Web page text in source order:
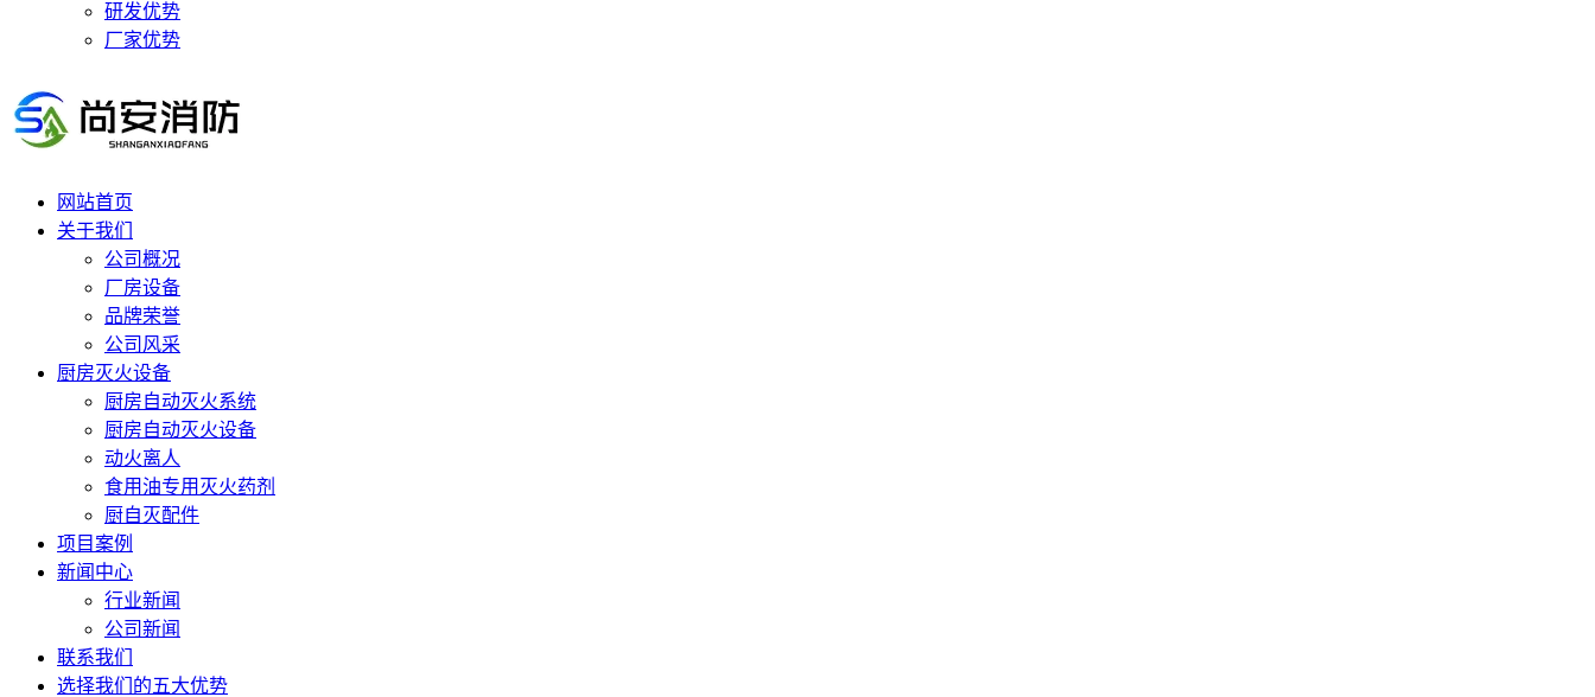
研发优势
厂家优势
网站首页
关于我们
公司概况
厂房设备
品牌荣誉
公司风采
厨房灭火设备
厨房自动灭火系统
厨房自动灭火设备
动火离人
食用油专用灭火药剂
厨自灭配件
项目案例
新闻中心
行业新闻
公司新闻
联系我们
选择我们的五大优势